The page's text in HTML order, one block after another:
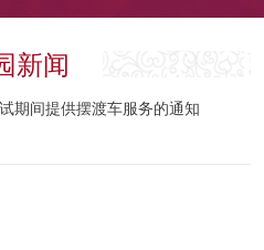
新闻
期间提供摆渡车服务的通知